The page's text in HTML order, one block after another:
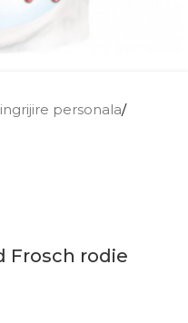
personala/
Frosch rodie